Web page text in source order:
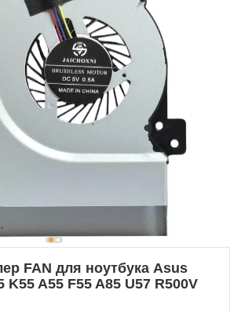
FAN для ноутбука Asus
K55 A55 F55 A85 U57 R500V